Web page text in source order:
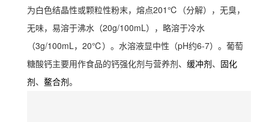
为白色结晶性或颗粒性粉末，熔点201℃（分解），无臭，
无味，易溶于沸水（20g/100mL），略溶于冷水
（3g/100mL， 20℃）。水溶液显中性（pH约6-7）。葡萄
糖酸钙主要用作食品的钙强化剂与营养剂、 缓冲剂 、
固化
剂 、 鳌合剂 。